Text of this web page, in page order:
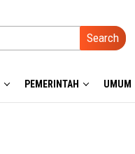
Search
PEMERINTAH UMUM